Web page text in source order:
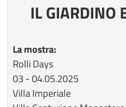
IL GIARDINO
La mostra:
Rolli Days
03 - 04.05.2025
Villa Imperiale